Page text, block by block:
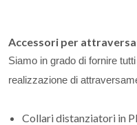
Accessori per
Siamo in grado di fornire
realizzazione di
Collari distanziatori in